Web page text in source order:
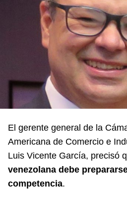
El gerente general de la
Americana de Comercio e
Luis Vicente García, precisó
venezolana debe
competencia.